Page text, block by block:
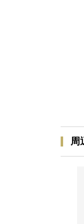
周